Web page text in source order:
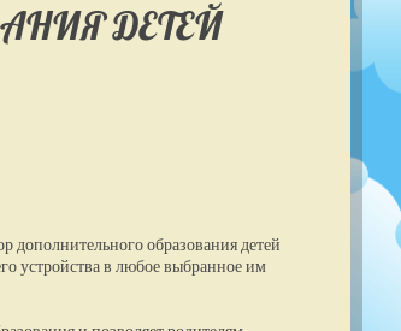
ДЕТЕЙ
дополнительного образования детей
устройства в любое выбранное им